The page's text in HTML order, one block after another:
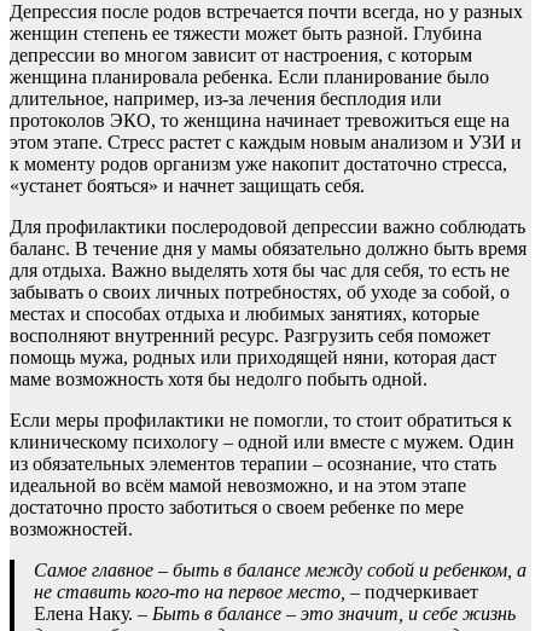
Депрессия после родов встречается почти всегда, но у разных
женщин степень ее тяжести может быть разной. Глубина
депрессии во многом зависит от настроения, с которым
женщина планировала ребенка. Если планирование было
длительное, например, из-за лечения бесплодия или
протоколов ЭКО, то женщина начинает тревожиться еще на
этом этапе. Стресс растет с каждым новым анализом и УЗИ и
к моменту родов организм уже накопит достаточно стресса,
«устанет бояться» и начнет защищать себя.
Для профилактики послеродовой депрессии важно соблюдать
баланс. В течение дня у мамы обязательно должно быть время
для отдыха. Важно выделять хотя бы час для себя, то есть не
забывать о своих личных потребностях, об уходе за собой, о
местах и способах отдыха и любимых занятиях, которые
восполняют внутренний ресурс. Разгрузить себя поможет
помощь мужа, родных или приходящей няни, которая даст
маме возможность хотя бы недолго побыть одной.
Если меры профилактики не помогли, то стоит обратиться к
клиническому психологу – одной или вместе с мужем. Один
из обязательных элементов терапии – осознание, что стать
идеальной во всём мамой невозможно, и на этом этапе
достаточно просто заботиться о своем ребенке по мере
возможностей.
Самое главное – быть в балансе между собой и ребенком, а
не ставить кого-то на первое место, – подчеркивает
Елена Наку. – Быть в балансе – это значит, и себе жизнь